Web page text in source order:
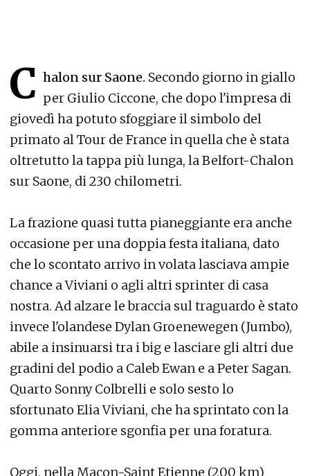
C halon sur Saone. Secondo giorno in giallo
per Giulio Ciccone, che dopo l'impresa di
giovedì ha potuto sfoggiare il simbolo del
primato al Tour de France in quella che è stata
oltretutto la tappa più lunga, la Belfort-Chalon
sur Saone, di 230 chilometri.
La frazione quasi tutta pianeggiante era anche
occasione per una doppia festa italiana, dato
che lo scontato arrivo in volata lasciava ampie
chance a Viviani o agli altri sprinter di casa
nostra. Ad alzare le braccia sul traguardo è stato
invece l'olandese Dylan Groenewegen (Jumbo),
abile a insinuarsi tra i big e lasciare gli altri due
gradini del podio a Caleb Ewan e a Peter Sagan.
Quarto Sonny Colbrelli e solo sesto lo
sfortunato Elia Viviani, che ha sprintato con la
gomma anteriore sgonfia per una foratura.
Oggi, nella Macon-Saint Etienne (200 km)